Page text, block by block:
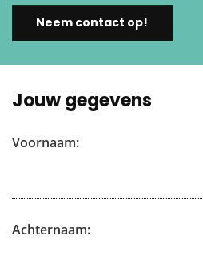
Neem contact op!
Jouw gegevens
Voornaam:
Achternaam: